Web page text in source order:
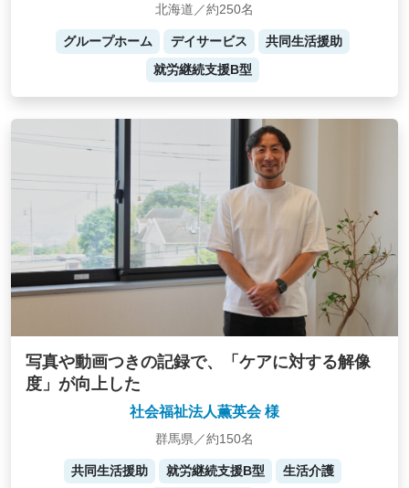
北海道／約250名
グループホーム デイサービス
共同生活援助
就労継続支援B型
写真や動画つきの記録で、「ケアに対する解像
度」が向上した
社会福祉法人薫英会 様
群馬県／約150名
共同生活援助 就労継続支援B型
生活介護